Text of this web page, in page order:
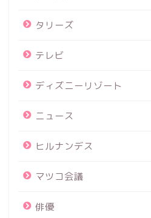
タリーズ
テレビ
ディズニーリゾート
ニュース
ヒルナンデス
マツコ会議
俳優